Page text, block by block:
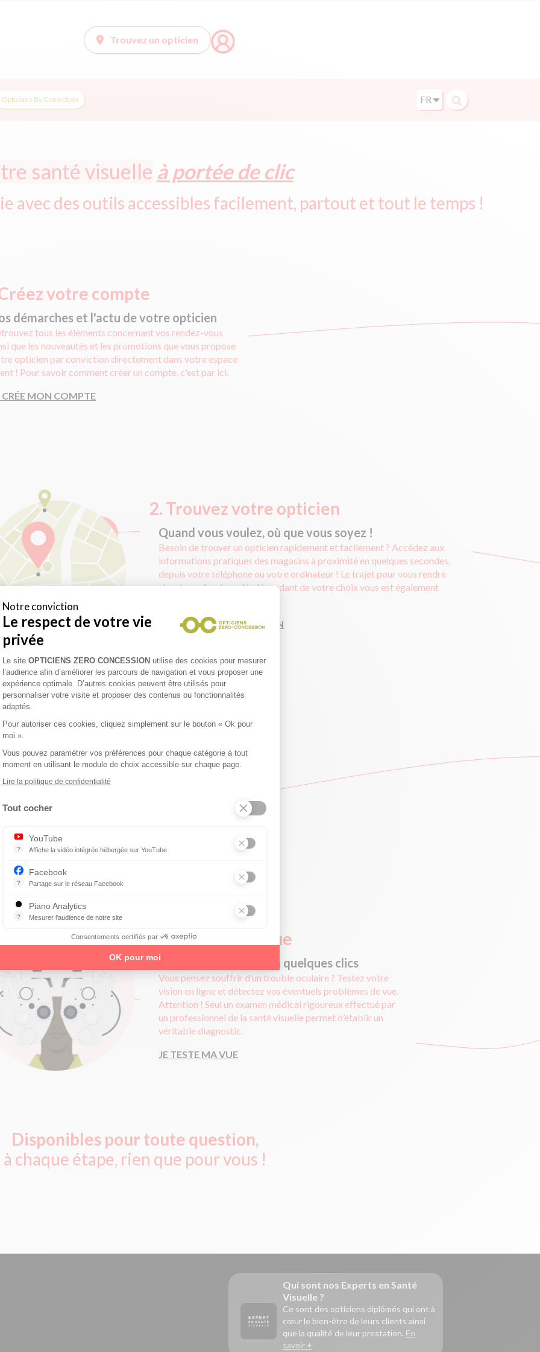
Trouvez un opticien
Opticians By Conviction FR
santé visuelle à portée de clic
avec des outils accessibles facilement, partout et tout le temps !
votre compte
démarches et l'actu de votre opticien
tous les éléments concernant vos rendez-vous
que les nouveautés et les promotions que vous propose
opticien par conviction directement dans votre espace
! Pour savoir comment créer un compte, c'est par ici.
CRÉE MON COMPTE
2. Trouvez votre opticien
Quand vous voulez, où que vous soyez !
Besoin de trouver un opticien rapidement et facilement ? Accédez aux
informations pratiques des magasins à proximité en quelques secondes,
depuis votre téléphone ou votre ordinateur ! Le trajet pour vous rendre
chez le professionnel indépendant de votre choix vous est également
JE TROUVE MON OPTICIEN
rendez-vous en ligne
rapidement et sans coup de fil
votre venue en magasin en prenant rendez-vous
ligne ! Profitez de la prestation la plus personnalisée
sans avoir à patienter sur place, en planifiant votre
à l’avance.
4.Testez votre vue
De façon ludique et en quelques clics
Vous pensez souffrir d’un trouble oculaire ? Testez votre
vision en ligne et détectez vos éventuels problèmes de vue.
Attention ! Seul un examen médical rigoureux effectué par
un professionnel de la santé visuelle permet d’établir un
véritable diagnostic.
JE TESTE MA VUE
Disponibles pour toute question,
à chaque étape, rien que pour vous !
Qui sont nos Experts en Santé
Visuelle ?
Ce sont des opticiens diplômés qui ont à
cœur le bien-être de leurs clients ainsi
que la qualité de leur prestation. En
savoir +
Notre conviction
Le respect de votre vie
privée
Plateforme de Gestion du Consentement : Personnalisez vos Options
Le site OPTICIENS ZERO CONCESSION utilise des cookies pour mesurer
l’audience afin d’améliorer les parcours de navigation et vous proposer une
expérience optimale. D’autres cookies peuvent être utilisés pour
personnaliser votre visite et proposer des contenus ou fonctionnalités
adaptés.
Pour autoriser ces cookies, cliquez simplement sur le bouton « Ok pour
moi ».
Vous pouvez paramétrer vos préférences pour chaque catégorie à tout
moment en utilisant le module de choix accessible sur chaque page.
Lire la politique de confidentialité
Tout cocher
?
YouTube
Affiche la vidéo intégrée hébergée sur YouTube
?
Facebook
Partage sur le réseau Facebook
?
Piano Analytics
Mesurer l'audience de notre site
Consentements certifiés par
OK pour moi
Axeptio consent